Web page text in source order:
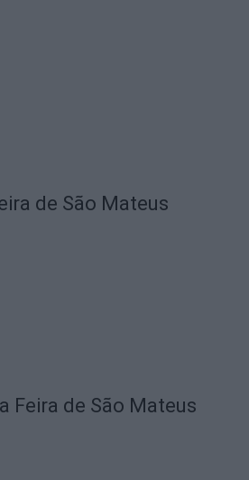
de São Mateus
Feira de São Mateus